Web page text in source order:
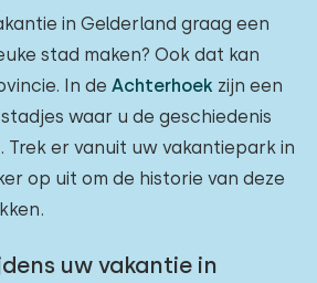
in Gelderland graag een
stad maken? Ook dat kan
In de Achterhoek zijn een
waar u de geschiedenis
Trek er vanuit uw vakantiepark in
op uit om de historie van deze
uw vakantie in